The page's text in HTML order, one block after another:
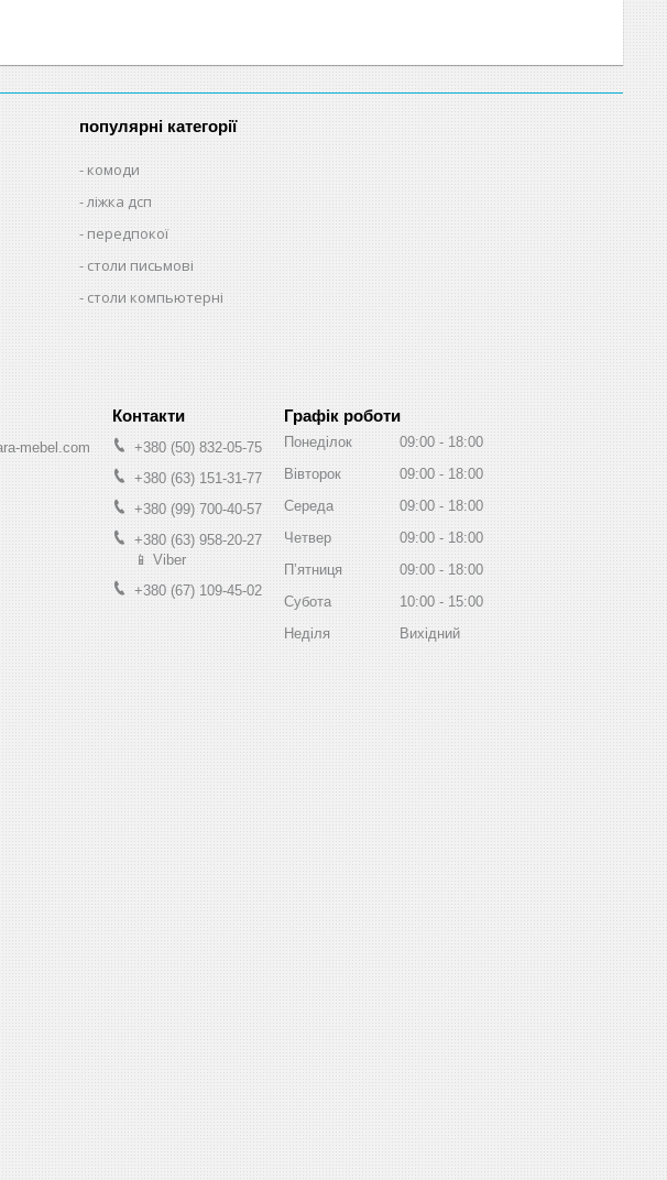
популярні категорії
комоди
ліжка дсп
передпокої
столи письмові
столи компьютерні
mebel.com
+380 (50) 832-05-75
+380 (63) 151-31-77
+380 (99) 700-40-57
+380 (63) 958-20-27
📱 Viber
+380 (67) 109-45-02
Графік роботи
Понеділок 09:00
18:00
Вівторок
09:00
18:00
Середа
09:00
18:00
Четвер
09:00
18:00
Пʼятниця
09:00
18:00
Субота
10:00
15:00
Неділя
Вихідний